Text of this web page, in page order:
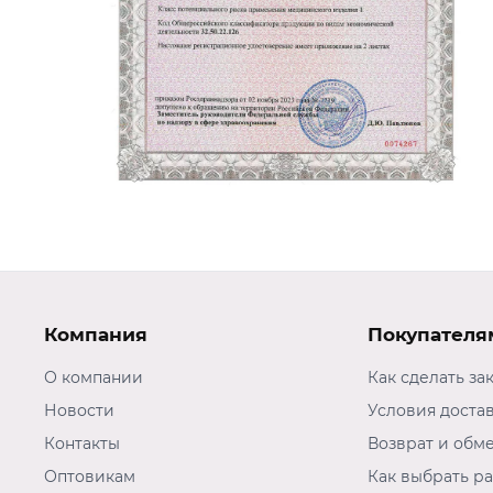
Компания
О компании
Новости
Контакты
Оптовикам
Как сделать
Условия
Возврат и
Как выбрать